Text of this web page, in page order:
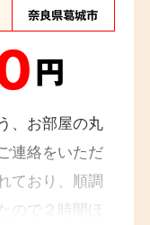
奈良県葛城市
円
、お部屋の丸
連絡をいただ
ており、順調
ので２時間ほ